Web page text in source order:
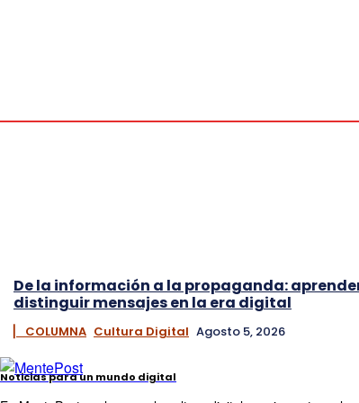
De la información a la propaganda:
distinguir mensajes en la era digital
▏ COLUMNA Cultura Digital Agosto 5, 2026
Noticias para un mundo digital